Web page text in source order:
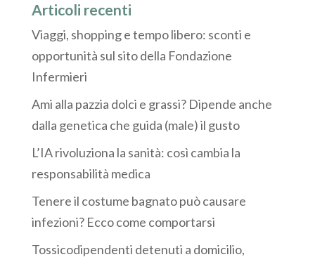
Articoli recenti
Viaggi, shopping e tempo libero: sconti e
opportunità sul sito della Fondazione
Infermieri
Ami alla pazzia dolci e grassi? Dipende anche
dalla genetica che guida (male) il gusto
L’IA rivoluziona la sanità: così cambia la
responsabilità medica
Tenere il costume bagnato può causare
infezioni? Ecco come comportarsi
Tossicodipendenti detenuti a domicilio,